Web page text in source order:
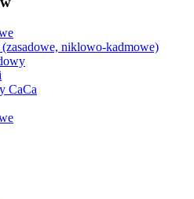
niklowo-kadmowe)
CaCa